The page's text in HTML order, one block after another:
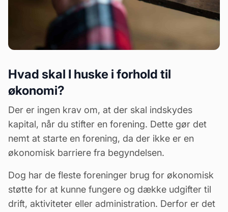
Hvad skal I huske i forhold til
økonomi?
Der er ingen krav om, at der skal indskydes
kapital, når du stifter en forening. Dette gør det
nemt at starte en forening, da der ikke er en
økonomisk barriere fra begyndelsen.
Dog har de fleste foreninger brug for økonomisk
støtte for at kunne fungere og dække udgifter til
drift, aktiviteter eller administration. Derfor er det